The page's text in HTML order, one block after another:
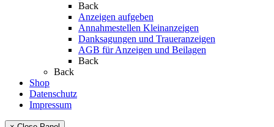
Back
Anzeigen aufgeben
Annahmestellen Kleinanzeigen
Danksagungen und Traueranzeigen
AGB für Anzeigen und Beilagen
Back
Back
Shop
Datenschutz
Impressum